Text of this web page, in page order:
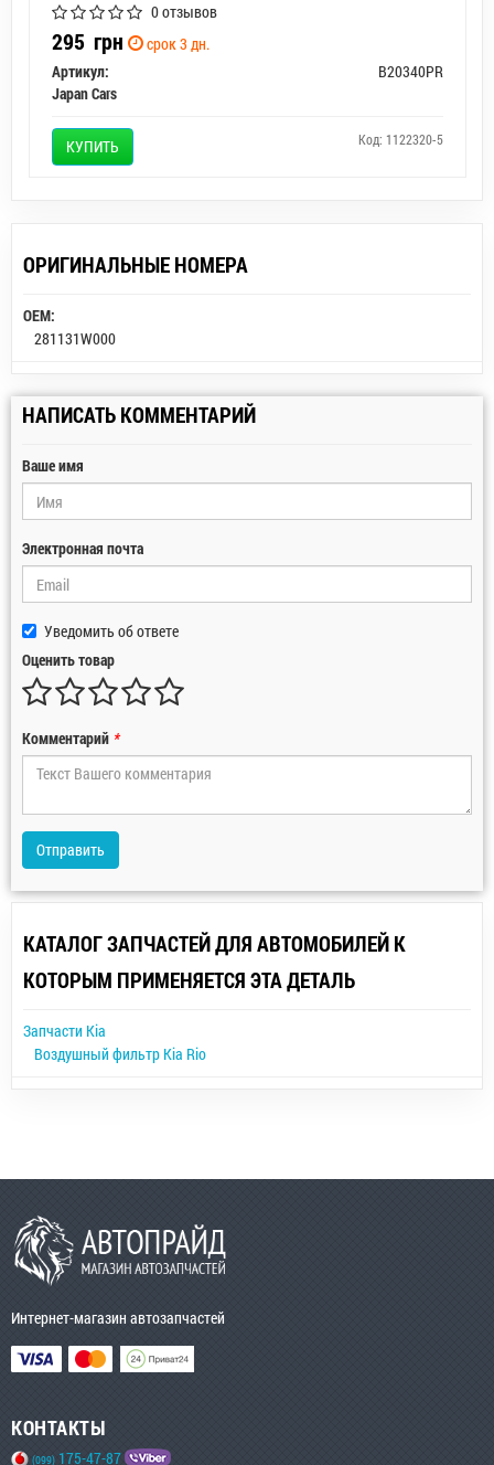
0 отзывов
295 грн
срок 3 дн.
Артикул:
B20340PR
Japan Cars
КУПИТЬ Код: 1122320-5
ОРИГИНАЛЬНЫЕ НОМЕРА
OEM:
281131W000
НАПИСАТЬ КОММЕНТАРИЙ
Ваше имя
Электронная почта
Уведомить об ответе
Оценить товар
Комментарий *
Отправить
КАТАЛОГ ЗАПЧАСТЕЙ ДЛЯ АВТОМОБИЛЕЙ К
КОТОРЫМ ПРИМЕНЯЕТСЯ ЭТА ДЕТАЛЬ
Запчасти Kia
Воздушный фильтр Kia Rio
Интернет-магазин автозапчастей
КОНТАКТЫ
(099) 175-47-87